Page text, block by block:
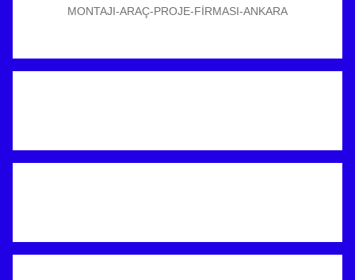
MONTAJI-ARAÇ-PROJE-FİRMASI-ANKARA